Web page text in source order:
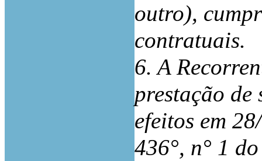
outro),
contratuais.
6. A
prestação de
efeitos em
436°, n° 1